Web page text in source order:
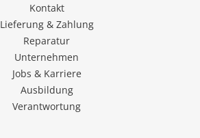
Kontakt
Lieferung & Zahlung
Reparatur
Unternehmen
Jobs & Karriere
Ausbildung
Verantwortung